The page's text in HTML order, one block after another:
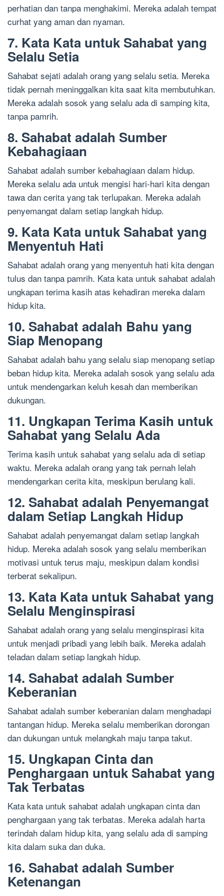
perhatian dan tanpa menghakimi. Mereka adalah tempat
curhat yang aman dan nyaman.
7. Kata Kata untuk Sahabat yang
Selalu Setia
Sahabat sejati adalah orang yang selalu setia. Mereka
tidak pernah meninggalkan kita saat kita membutuhkan.
Mereka adalah sosok yang selalu ada di samping kita,
tanpa pamrih.
8. Sahabat adalah Sumber
Kebahagiaan
Sahabat adalah sumber kebahagiaan dalam hidup.
Mereka selalu ada untuk mengisi hari-hari kita dengan
tawa dan cerita yang tak terlupakan. Mereka adalah
penyemangat dalam setiap langkah hidup.
9. Kata Kata untuk Sahabat yang
Menyentuh Hati
Sahabat adalah orang yang menyentuh hati kita dengan
tulus dan tanpa pamrih. Kata kata untuk sahabat adalah
ungkapan terima kasih atas kehadiran mereka dalam
hidup kita.
10. Sahabat adalah Bahu yang
Siap Menopang
Sahabat adalah bahu yang selalu siap menopang setiap
beban hidup kita. Mereka adalah sosok yang selalu ada
untuk mendengarkan keluh kesah dan memberikan
dukungan.
11. Ungkapan Terima Kasih untuk
Sahabat yang Selalu Ada
Terima kasih untuk sahabat yang selalu ada di setiap
waktu. Mereka adalah orang yang tak pernah lelah
mendengarkan cerita kita, meskipun berulang kali.
12. Sahabat adalah Penyemangat
dalam Setiap Langkah Hidup
Sahabat adalah penyemangat dalam setiap langkah
hidup. Mereka adalah sosok yang selalu memberikan
motivasi untuk terus maju, meskipun dalam kondisi
terberat sekalipun.
13. Kata Kata untuk Sahabat yang
Selalu Menginspirasi
Sahabat adalah orang yang selalu menginspirasi kita
untuk menjadi pribadi yang lebih baik. Mereka adalah
teladan dalam setiap langkah hidup.
14. Sahabat adalah Sumber
Keberanian
Sahabat adalah sumber keberanian dalam menghadapi
tantangan hidup. Mereka selalu memberikan dorongan
dan dukungan untuk melangkah maju tanpa takut.
15. Ungkapan Cinta dan
Penghargaan untuk Sahabat yang
Tak Terbatas
Kata kata untuk sahabat adalah ungkapan cinta dan
penghargaan yang tak terbatas. Mereka adalah harta
terindah dalam hidup kita, yang selalu ada di samping
kita dalam suka dan duka.
16. Sahabat adalah Sumber
Ketenangan